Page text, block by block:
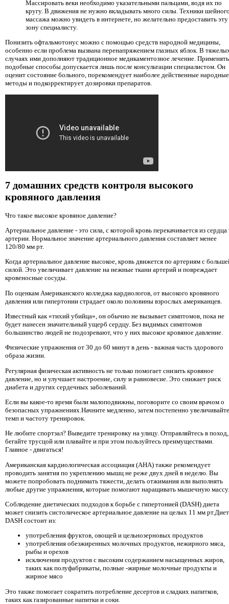
Массировать веки необходимо указательными пальцами, водя их по
кругу. В движения не нужно вкладывать много силы. Техники
массажа можно увидеть в интернете, но желательно предоставить эту
зону специалисту.
Понизить офтальмотонус можно с помощью средств народной медицины,
особенно если проблема вызвана перенапряжением глазных яблок. В
случаях ими дополняют традиционное медикаментозное лечение. Применять
подобные способы допускается лишь после консультации специалистом. Он
оценит состояние больного, порекомендует наиболее действенные народные
методы и подкорректирует дозировки препаратов.
7 домашних средств контроля высокого
кровяного давления
Что такое высокое кровяное давление?
Артериальное давление - это сила, с которой кровь перекачивается из сердца
артерии. Нормальное значение артериального давления составляет менее
120/80 мм рт.
Когда артериальное давление высокое, кровь движется по артериям с
силой. Это увеличивает давление на нежные ткани артерий и повреждает
кровеносные сосуды.
По оценкам Американского колледжа кардиологов, от высокого кровяного
давления или гипертонии страдает около половины взрослых американцев.
Известный как «тихий убийца», он обычно не вызывает симптомов, пока не
будет нанесен значительный ущерб сердцу. Без видимых симптомов
большинство людей не подозревают, что у них высокое кровяное давление.
Физические упражнения от 30 до 60 минут в день - важная часть здорового
образа жизни.
Регулярная физическая активность не только помогает снизить кровяное
давление, но и улучшает настроение, силу и равновесие. Это снижает риск
диабета и других сердечных заболеваний.
Если вы какое-то время были малоподвижны, поговорите со своим врачом о
безопасных упражнениях.Начните медленно, затем постепенно увеличивайте
темп и частоту тренировок.
Не любите спортзал? Выведите тренировку на улицу. Отправляйтесь в поход,
бегайте трусцой или плавайте и при этом пользуйтесь преимуществами.
Главное - двигаться!
Американская кардиологическая ассоциация (AHA) также рекомендует
проводить занятия по укреплению мышц не реже двух дней в неделю. Вы
можете попробовать поднимать тяжести, делать отжимания или выполнять
любые другие упражнения, которые помогают наращивать мышечную массу.
Соблюдение диетических подходов к борьбе с гипертонией (DASH) диета
может снизить систолическое артериальное давление на целых 11 мм
DASH состоит из:
употребления фруктов, овощей и цельнозерновых продуктов
употребления обезжиренных молочных продуктов, нежирного мяса,
рыбы и орехов
исключения продуктов с высоким содержанием насыщенных жиров,
таких как полуфабрикаты, полные -жирные молочные продукты и
жирное мясо
Это также помогает сократить потребление десертов и сладких напитков,
таких как газированные напитки и соки.